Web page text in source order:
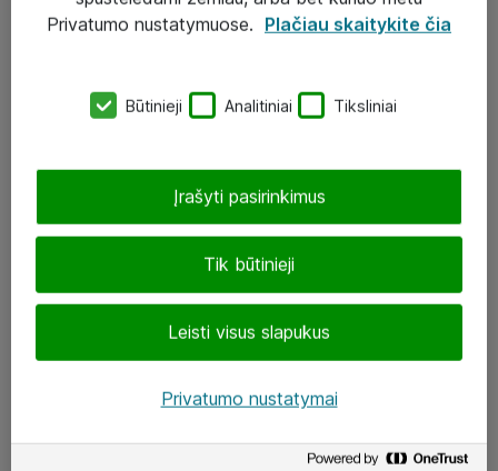
Atea ekspertų patarimai verslui
UAB „ATEA“
J. Rutkausko g. 6, Vilnius
Atea kontaktai
Aplankykite mus
Privatumo nustatymuose. Plačiau skaitykite čia
Būtinieji Analitiniai Tiksliniai
Tik būtinieji
Leisti visus slapukus
Įrašyti pasirinkimus
Privatumo nustatymai